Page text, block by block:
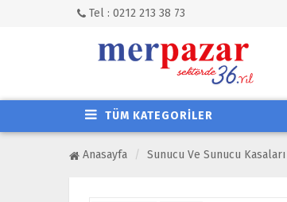
Tel : 0212 213 38 73
TÜM KATEGORİLER
Anasayfa Sunucu Ve Sunucu Kasaları